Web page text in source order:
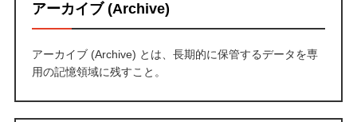
アーカイブ (Archive)
アーカイブ (Archive) とは、長期的に保管するデータを専
用の記憶領域に残すこと。